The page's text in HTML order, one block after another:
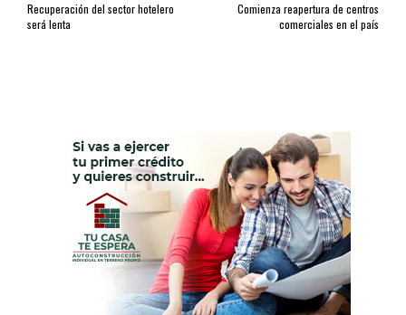
Recuperación del sector hotelero
será lenta
Comienza reapertura de centros
comerciales en el país